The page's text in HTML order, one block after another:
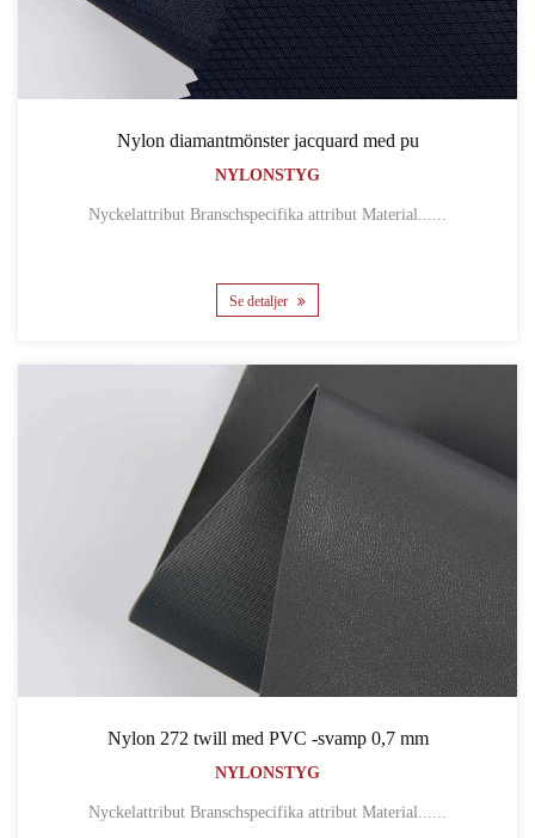
Nylon diamantmönster jacquard med pu
NYLONSTYG
Nyckelattribut Branschspecifika attribut Material......
Se detaljer
Nylon 272 twill med PVC -svamp 0,7 mm
NYLONSTYG
Nyckelattribut Branschspecifika attribut Material......